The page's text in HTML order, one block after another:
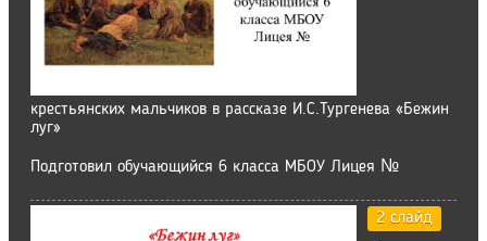
крестьянских мальчиков в рассказе И.С.Тургенева «Бежин
луг»
Подготовил обучающийся 6 класса МБОУ Лицея №
2 слайд